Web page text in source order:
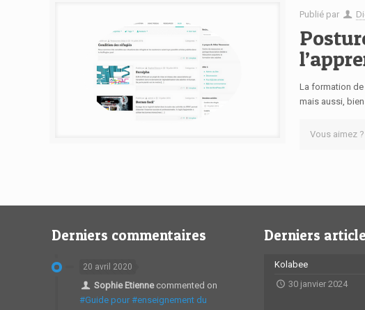
Publié par
La formation
mais aussi,
Vous aimez ?
Derniers commentaires
20 avril 2020
Sophie Etiennecommented on
#Guide pour #enseignement du
Derniers
Kolabee
30 janvier 2024